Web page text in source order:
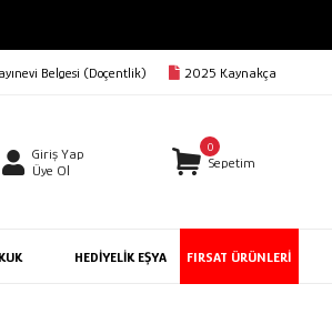
Belgesi (Doçentlik) 2025 Kaynakça
Giriş Yap
Üye Ol
0
Sepetim
HEDİYELİK EŞYA FIRSAT ÜRÜNLERİ